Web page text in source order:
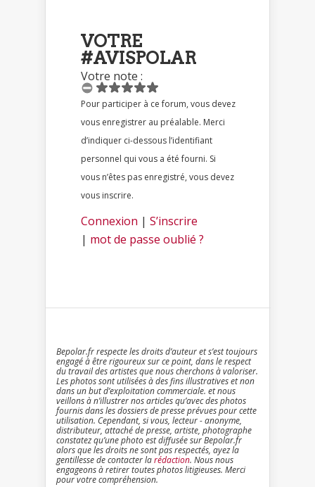
VOTRE
#AVISPOLAR
Votre note :
Pour participer à ce forum, vous devez
vous enregistrer au préalable. Merci
d’indiquer ci-dessous l’identifiant
personnel qui vous a été fourni. Si
vous n’êtes pas enregistré, vous devez
vous inscrire.
Connexion | S’inscrire
| mot de passe oublié ?
Bepolar.fr respecte les droits d’auteur et s’est toujours
engagé à être rigoureux sur ce point, dans le respect
du travail des artistes que nous cherchons à valoriser.
Les photos sont utilisées à des fins illustratives et non
dans un but d’exploitation commerciale. et nous
veillons à n’illustrer nos articles qu’avec des photos
fournis dans les dossiers de presse prévues pour cette
utilisation. Cependant, si vous, lecteur - anonyme,
distributeur, attaché de presse, artiste, photographe
constatez qu’une photo est diffusée sur Bepolar.fr
alors que les droits ne sont pas respectés, ayez la
gentillesse de contacter larédaction. Nous nous
engageons à retirer toutes photos litigieuses. Merci
pour votre compréhension.